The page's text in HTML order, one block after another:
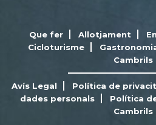
Que fer Allotjament
Cicloturisme
Cambrils
Avís Legal Política de
dades personals
Política
Cambrils